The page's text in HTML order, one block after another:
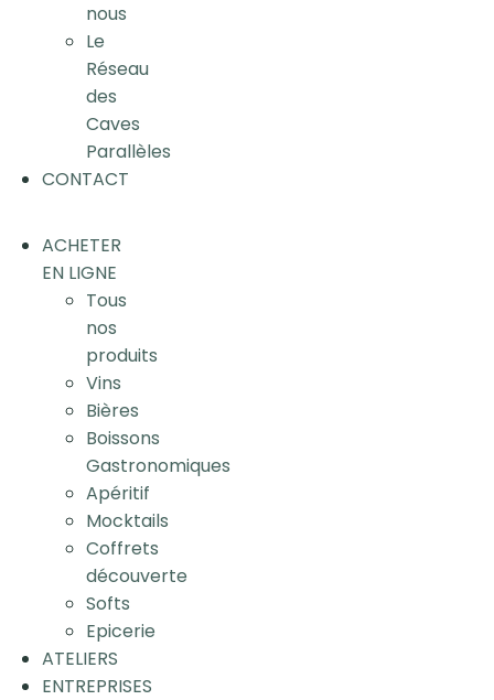
nous
Le
Réseau
des
Caves
Parallèles
CONTACT
ACHETER
EN LIGNE
Tous
nos
produits
Vins
Bières
Boissons
Gastronomiques
Apéritif
Mocktails
Coffrets
découverte
Softs
Epicerie
ATELIERS
ENTREPRISES